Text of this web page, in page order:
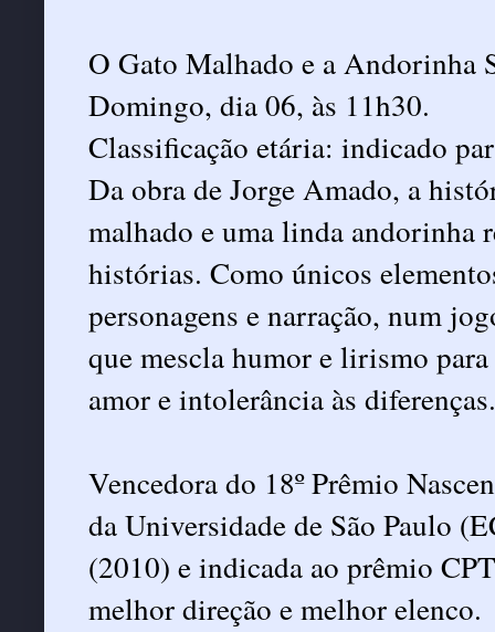
O Gato Malhado e a Andorinha
Domingo, dia 06, às 11h30.
Classificação etária: indicado
Da obra de Jorge Amado, a
malhado e uma linda andorinha
histórias. Como únicos
personagens e narração, num
que mescla humor e lirismo
amor e intolerância às diferenças.
Vencedora do 18º Prêmio
da Universidade de São Paulo
(2010) e indicada ao prêmio
melhor direção e melhor elenco.